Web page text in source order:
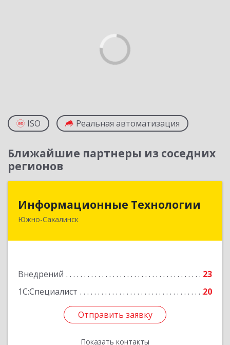
ISO Реальная автоматизация
Ближайшие партнеры из соседних
регионов
Информационные Технологии
Южно-Сахалинск
Внедрений
23
1С:Специалист
20
Отправить заявку
Показать контакты
Информационные Технологии
693006, Сахалинская обл, Южно-Сахалинск г,
Отправить заявку
Назад